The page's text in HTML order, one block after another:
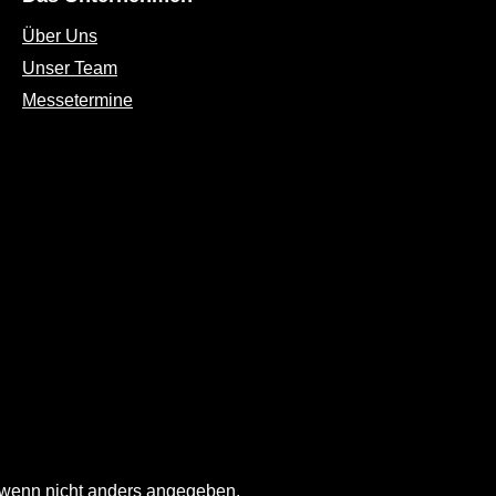
Über Uns
Unser Team
Messetermine
nicht anders angegeben.